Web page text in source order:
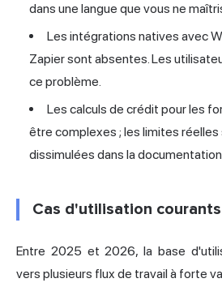
dans une langue que vous ne
Les intégrations natives avec
Zapier sont absentes. Les
ce problème.
Les calculs de crédit pour les
être complexes ; les limites
dissimulées dans la documentation
Cas d'utilisation
Entre 2025 et 2026, la base
vers plusieurs flux de travail à forte